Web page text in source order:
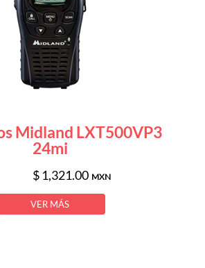
Midland LXT500VP3
24mi
$ 1,321.00 MXN
VER MÁS